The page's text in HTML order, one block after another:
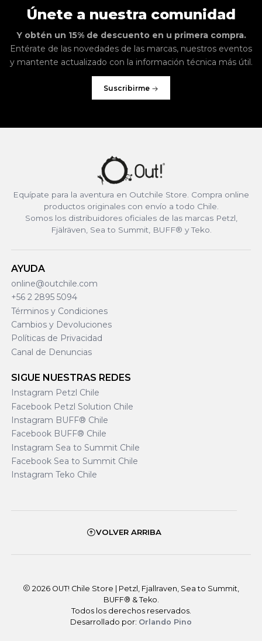
Únete a nuestra comunidad
Y obtén un 15% de descuento en u primera compra.
Entérate de las novedades de las marcas, nuestros eventos
y mantente actualizado con la información técnica más útil.
Suscribirme
Equípate para la aventura en Outchile Store. Compra online
productos originales con envío a todo Chile.
Somos los distribuidores oficiales de las marcas Petzl,
Fjälräven, Sea to Summit, BUFF® y Teko.
AYUDA
online@outchile.com
+56 2 2895 5094
Términos y Condiciones
Cambios y Devoluciones
Políticas de Privacidad
Canal de Denuncias
SIGUE NUESTRAS REDES
Instagram Petzl Chile
Facebook Petzl Solution Chile
Instagram BUFF® Chile
Facebook BUFF® Chile
Instagram Sea to Summit Chile
Facebook Sea to Summit Chile
Instagram Teko Chile
2026 OUT! Chile Store | Petzl, Fjallraven, Sea to Summit,
BUFF® & Teko.
Todos los derechos reservados.
Desarrollado por: Orlando Pino
VOLVER ARRIBA